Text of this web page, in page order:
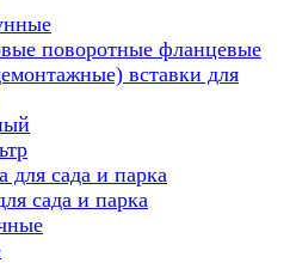
поворотные фланцевые
вставки для
сада и парка